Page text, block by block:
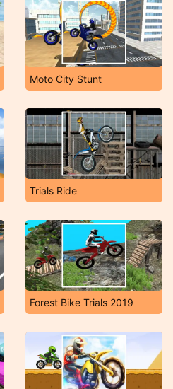
Moto City Stunt
Trials Ride
Forest Bike Trials 2019